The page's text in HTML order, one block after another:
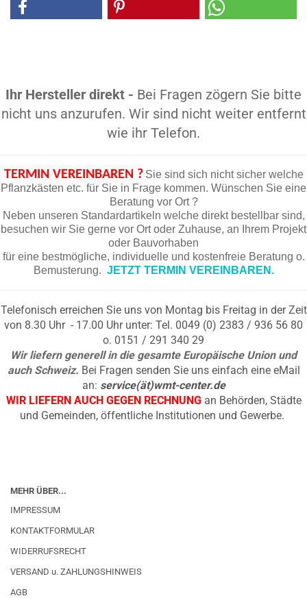
Ihr Hersteller direkt - Bei Fragen zögern Sie bitte
nicht uns anzurufen. Wir sind nicht weiter entfernt
wie ihr Telefon.
TERMIN VEREINBAREN ? Sie sind sich nicht sicher welche
Pflanzkästen etc. für Sie in Frage kommen. Wünschen Sie eine
Beratung vor Ort ?
Neben unseren Standardartikeln welche direkt bestellbar sind,
besuchen wir Sie gerne vor Ort oder Zuhause, an Ihrem Projekt
oder Bauvorhaben
für eine bestmögliche, individuelle und kostenfreie Beratung o.
Bemusterung. JETZT TERMIN VEREINBAREN.
Telefonisch erreichen Sie uns von Montag bis Freitag in der Zeit
von 8.30 Uhr - 17.00 Uhr unter: Tel. 0049 (0) 2383 / 936 56 80
o. 0151 / 291 340 29
Wir liefern generell in die gesamte Europäische Union und
auch Schweiz. Bei Fragen senden Sie uns einfach eine eMail
an: service(ät)wmt-center.de
WIR LIEFERN AUCH GEGEN RECHNUNG an Behörden, Städte
und Gemeinden, öffentliche Institutionen und Gewerbe.
MEHR ÜBER...
IMPRESSUM
KONTAKTFORMULAR
WIDERRUFSRECHT
VERSAND u. ZAHLUNGSHINWEIS
AGB